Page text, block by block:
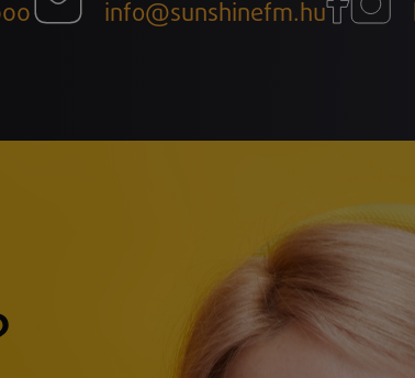
info@sunshinefm.hu